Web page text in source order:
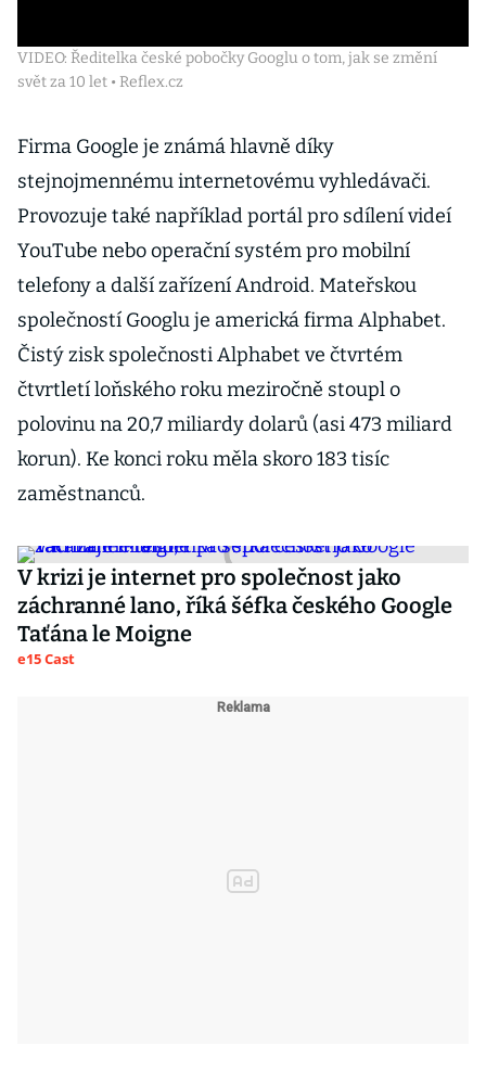
VIDEO: Ředitelka české pobočky Googlu o tom, jak se změní
svět za 10 let • Reflex.cz
Firma Google je známá hlavně díky
stejnojmennému internetovému vyhledávači.
Provozuje také například portál pro sdílení videí
YouTube nebo operační systém pro mobilní
telefony a další zařízení Android. Mateřskou
společností Googlu je americká firma Alphabet.
Čistý zisk společnosti Alphabet ve čtvrtém
čtvrtletí loňského roku meziročně stoupl o
polovinu na 20,7 miliardy dolarů (asi 473 miliard
korun). Ke konci roku měla skoro 183 tisíc
zaměstnanců.
V krizi je internet pro společnost jako
záchranné lano, říká šéfka českého Google
Taťána le Moigne
e15 Cast